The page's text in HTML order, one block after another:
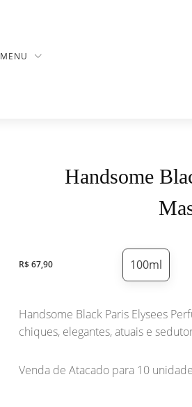
MENU
Handsome
R$67,90 100ml
Handsome Black Paris Elysees
chiques, elegantes, atuais e
Venda de Atacado para 10